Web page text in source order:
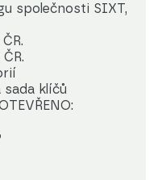
společnosti SIXT,
klíčů